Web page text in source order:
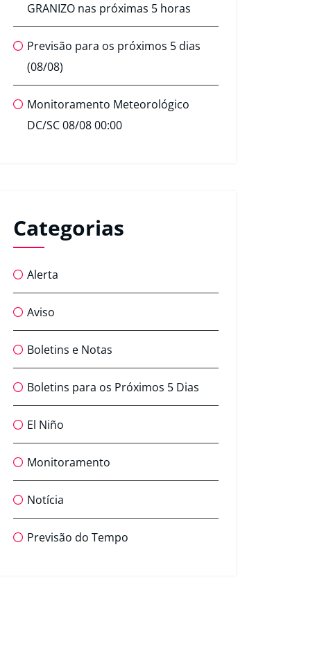
GRANIZO nas próximas 5 horas
Previsão para os próximos 5 dias
(08/08)
Monitoramento Meteorológico
DC/SC 08/08 00:00
Categorias
Alerta
Aviso
Boletins e Notas
Boletins para os Próximos 5 Dias
El Niño
Monitoramento
Notícia
Previsão do Tempo